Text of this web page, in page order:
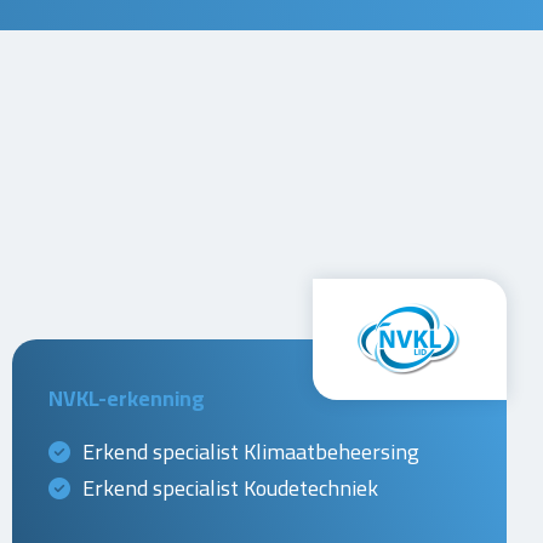
NVKL-erkenning
Erkend specialist Klimaatbeheersing
Erkend specialist Koudetechniek